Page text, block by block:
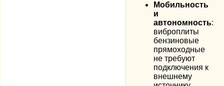
Мобильность
и
автономность:
виброплиты
бензиновые
прямоходные
не требуют
подключения к
внешнему